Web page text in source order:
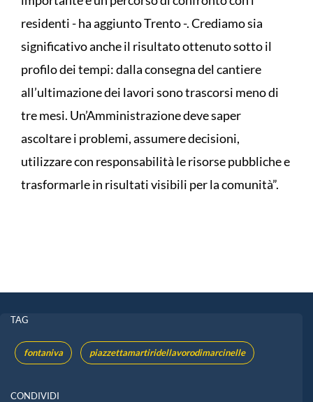
residenti - ha aggiunto Trento -. Crediamo sia
significativo anche il risultato ottenuto sotto il
profilo dei tempi: dalla consegna del cantiere
all’ultimazione dei lavori sono trascorsi meno di
tre mesi. Un’Amministrazione deve saper
ascoltare i problemi, assumere decisioni,
utilizzare con responsabilità le risorse pubbliche e
trasformarle in risultati visibili per la comunità”.
TAG
fontaniva piazzettamartiridellavorodimarcinelle
CONDIVIDI